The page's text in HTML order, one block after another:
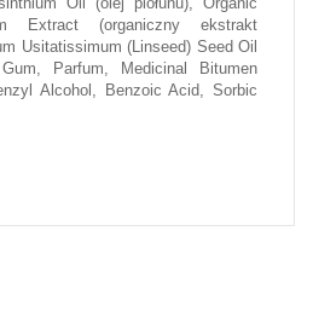
Extract (organiczny ekstrakt
Usitatissimum (Linseed) Seed Oil
Parfum, Medicinal Bitumen
Alcohol, Benzoic Acid, Sorbic